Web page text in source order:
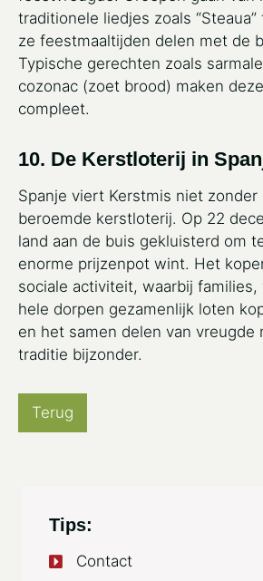
traditionele liedjes zoals
ze feestmaaltijden delen met de
Typische gerechten zoals
cozonac (zoet brood) maken
compleet.
10. De Kerstloterij in
Spanje viert Kerstmis niet zonder
beroemde kerstloterij. Op 22
land aan de buis gekluisterd om
enorme prijzenpot wint. Het
sociale activiteit, waarbij
hele dorpen gezamenlijk loten
en het samen delen van vreugde
traditie bijzonder.
Terug
Tips:
Contact